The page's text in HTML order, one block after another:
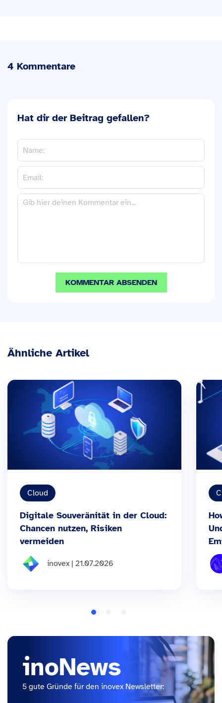
4 Kommentare
Hat dir der Beitrag gefallen?
Ähnliche Artikel
Cloud
Digitale Souveränität in der Cloud:
Chancen nutzen, Risiken
vermeiden
inovex | 21.07.2026
inoNews
5 gute Gründe für den inovex Newsletter: